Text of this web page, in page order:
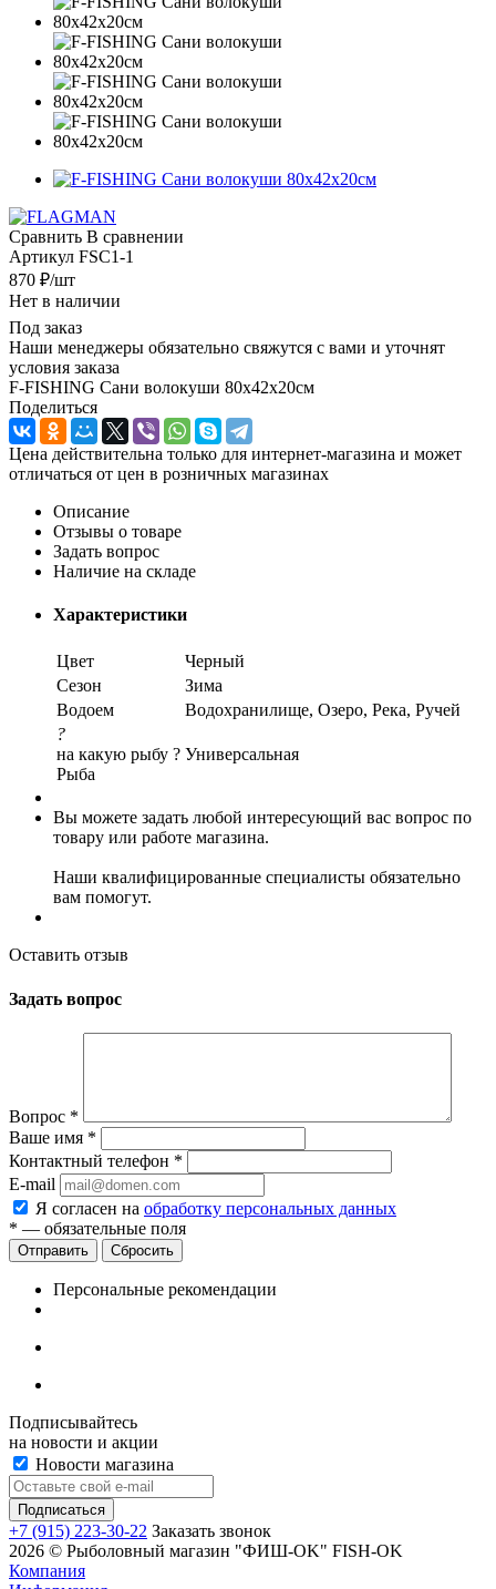
Сравнить В сравнении
Артикул FSC1-1
870 ₽/шт
Нет в наличии
Под заказ
Наши менеджеры обязательно свяжутся с вами и уточнят
условия заказа
F-FISHING Сани волокуши 80х42х20см
Поделиться
Цена действительна только для интернет-магазина и может
отличаться от цен в розничных магазинах
Описание
Отзывы о товаре
Задать вопрос
Наличие на складе
Характеристики
Цвет
Черный
Сезон
Зима
Водоем
Водохранилище, Озеро, Река, Ручей
?
на какую рыбу ?
Рыба
Универсальная
Вы можете задать любой интересующий вас вопрос по
товару или работе магазина.
Наши квалифицированные специалисты обязательно
вам помогут.
Оставить отзыв
Задать вопрос
Вопрос *
Ваше имя *
Контактный телефон *
E-mail
Я согласен на обработку персональных данных
* — обязательные поля
Сбросить
Персональные рекомендации
Подписывайтесь
на новости и акции
Новости магазина
+7 (915) 223-30-22 Заказать звонок
2026 © Рыболовный магазин "ФИШ-OK" FISH-OK
Компания